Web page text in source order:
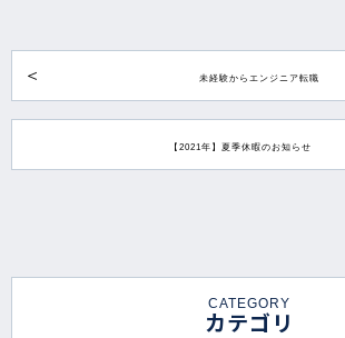
未経験からエンジニア転職
【2021年】夏季休暇のお知らせ
CATEGORY
カテゴリ